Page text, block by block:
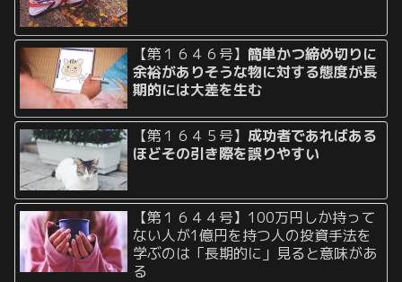
【第１６４６号】簡単かつ締め切りに
余裕がありそうな物に対する態度が長
期的には大差を生む
【第１６４５号】成功者であればある
ほどその引き際を誤りやすい
【第１６４４号】100万円しか持って
ない人が1億円を持つ人の投資手法を
学ぶのは「長期的に」見ると意味があ
る